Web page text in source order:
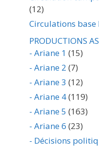
(12)
Circulations base
PRODUCTIONS
- Ariane 1 (15)
- Ariane 2 (7)
- Ariane 3 (12)
- Ariane 4(119)
- Ariane 5 (163)
- Ariane 6 (23)
- Décisions